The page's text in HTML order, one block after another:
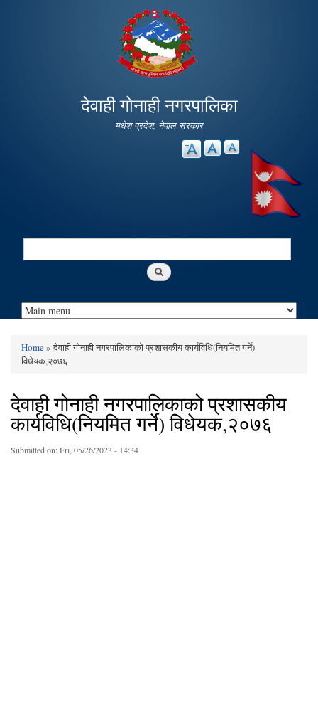
main
content
देवाही गोनाही नगरपालिका
मधेश प्रदेश, नेपाल सरकार
Search
You are here
Home» देवाही गोनाही नगरपालिकाको प्रशासकीय कार्यविधि(नियमित गर्ने)
विधेयक,२०७६
देवाही गोनाही नगरपालिकाको प्रशासकीय
कार्यविधि(नियमित गर्ने) विधेयक,२०७६
Submitted on:Fri, 05/26/2023 - 14:34